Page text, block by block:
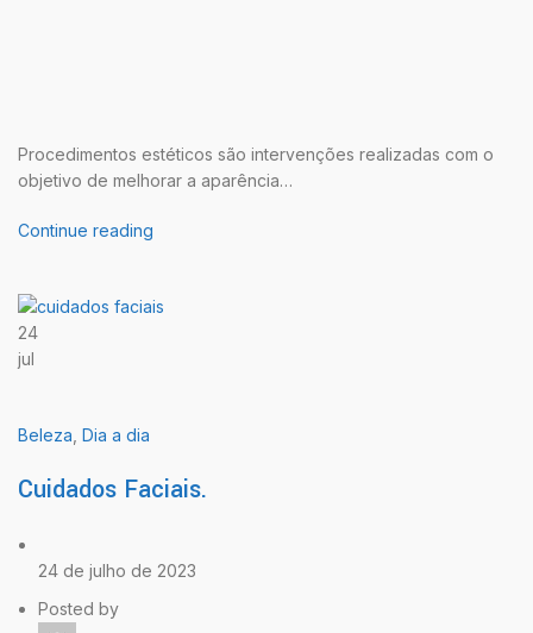
Procedimentos estéticos são intervenções realizadas com o
objetivo de melhorar a aparência…
Continue reading
24
jul
Beleza Dia a dia
Cuidados Faciais.
24 de julho de 2023
Posted by